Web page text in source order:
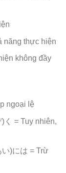
năng thực hiện
không đầy
ngoại lệ
く = Tuy nhiên,
)には = Trừ